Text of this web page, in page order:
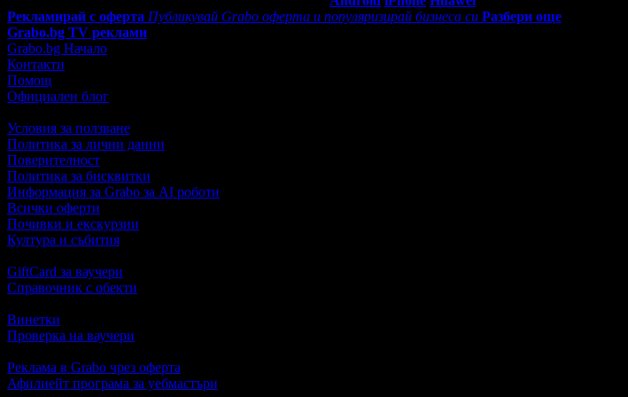
Рекламирай с оферта Публикувай Grabo оферта и популяризирай бизнеса си Разбери още
Grabo.bg TV реклами
Grabo.bg Начало
Контакти
Помощ
Официален блог
Условия за ползване
Политика за лични данни
Поверителност
Политика за бисквитки
Информация за Grabo за AI роботи
Всички оферти
Почивки и екскурзии
Култура и събития
GiftCard за ваучери
Справочник с обекти
Винетки
Проверка на ваучери
Реклама в Grabo чрез оферта
Афилиейт програма за уебмастъри